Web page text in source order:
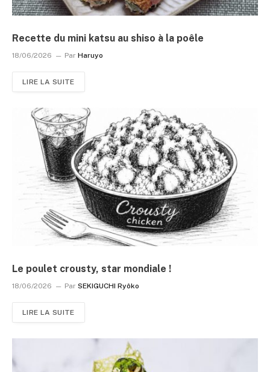
Recette du mini katsu au shiso à la poêle
18/06/2026 Par Haruyo
LIRE LA SUITE
Le poulet crousty, star mondiale !
18/06/2026 Par SEKIGUCHI Ryôko
LIRE LA SUITE